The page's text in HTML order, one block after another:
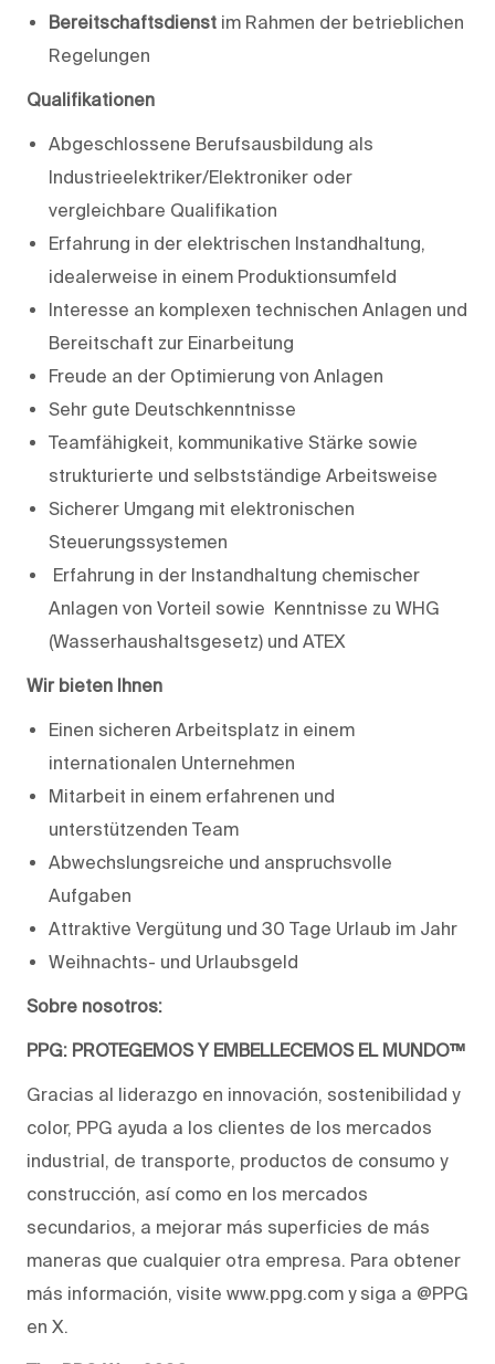
Bereitschaftsdienst im Rahmen der betrieblichen
Regelungen
Qualifikationen
Abgeschlossene Berufsausbildung als
Industrieelektriker/Elektroniker oder
vergleichbare Qualifikation
Erfahrung in der elektrischen Instandhaltung,
idealerweise in einem Produktionsumfeld
Interesse an komplexen technischen Anlagen und
Bereitschaft zur Einarbeitung
Freude an der Optimierung von Anlagen
Sehr gute Deutschkenntnisse
Teamfähigkeit, kommunikative Stärke sowie
strukturierte und selbstständige Arbeitsweise
Sicherer Umgang mit elektronischen
Steuerungssystemen
Erfahrung in der Instandhaltung chemischer
Anlagen von Vorteil sowie Kenntnisse zu WHG
(Wasserhaushaltsgesetz) und ATEX
Wir bieten Ihnen
Einen sicheren Arbeitsplatz in einem
internationalen Unternehmen
Mitarbeit in einem erfahrenen und
unterstützenden Team
Abwechslungsreiche und anspruchsvolle
Aufgaben
Attraktive Vergütung und 30 Tage Urlaub im Jahr
Weihnachts- und Urlaubsgeld
Sobre nosotros:
PPG: PROTEGEMOS Y EMBELLECEMOS EL MUNDO™
Gracias al liderazgo en innovación, sostenibilidad y
color, PPG ayuda a los clientes de los mercados
industrial, de transporte, productos de consumo y
construcción, así como en los mercados
secundarios, a mejorar más superficies de más
maneras que cualquier otra empresa. Para obtener
más información, visite www.ppg.com y siga a @PPG
en X.